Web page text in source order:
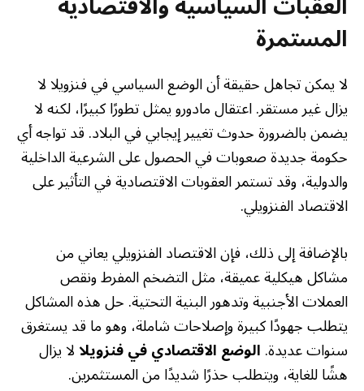
المستمرة
لا يمكن تجاهل حقيقة أن الوضع السياسي في فنزويلا لا
يزال غير مستقر. اعتقال مادورو يمثل تطورًا كبيرًا، لكنه لا
يضمن بالضرورة حدوث تغيير إيجابي في البلاد. قد تواجه أي
حكومة جديدة صعوبات في الحصول على الشرعية الداخلية
والدولية، وقد تستمر العقوبات الاقتصادية في التأثير على
الاقتصاد الفنزويلي.
بالإضافة إلى ذلك، فإن الاقتصاد الفنزويلي يعاني من
مشاكل هيكلية عميقة، مثل التضخم المفرط ونقص
العملات الأجنبية وتدهور البنية التحتية. حل هذه المشاكل
يتطلب جهودًا كبيرة وإصلاحات شاملة، وهو ما قد يستغرق
سنوات عديدة.الوضع الاقتصادي في فنزويلالا يزال
هشًا للغاية، ويتطلب حذرًا شديدًا من المستثمرين.